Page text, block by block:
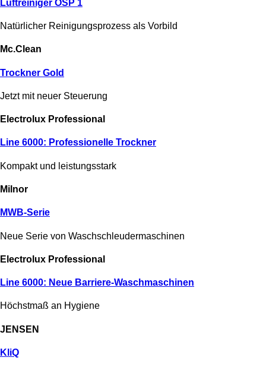
Luftreiniger OSP 1
Natürlicher Reinigungsprozess als Vorbild
Mc.Clean
Trockner Gold
Jetzt mit neuer Steuerung
Electrolux Professional
Line 6000: Professionelle Trockner
Kompakt und leistungsstark
Milnor
MWB-Serie
Neue Serie von Waschschleudermaschinen
Electrolux Professional
Line 6000: Neue Barriere-Waschmaschinen
Höchstmaß an Hygiene
JENSEN
KliQ